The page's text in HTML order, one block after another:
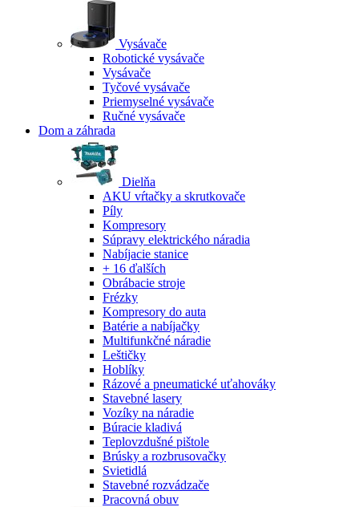
Vysávače
Robotické vysávače
Vysávače
Tyčové vysávače
Priemyselné vysávače
Ručné vysávače
Dom a záhrada
Dielňa
AKU vŕtačky a skrutkovače
Píly
Kompresory
Súpravy elektrického náradia
Nabíjacie stanice
+ 16 ďalších
Obrábacie stroje
Frézky
Kompresory do auta
Batérie a nabíjačky
Multifunkčné náradie
Leštičky
Hoblíky
Rázové a pneumatické uťahováky
Stavebné lasery
Vozíky na náradie
Búracie kladivá
Teplovzdušné pištole
Brúsky a rozbrusovačky
Svietidlá
Stavebné rozvádzače
Pracovná obuv